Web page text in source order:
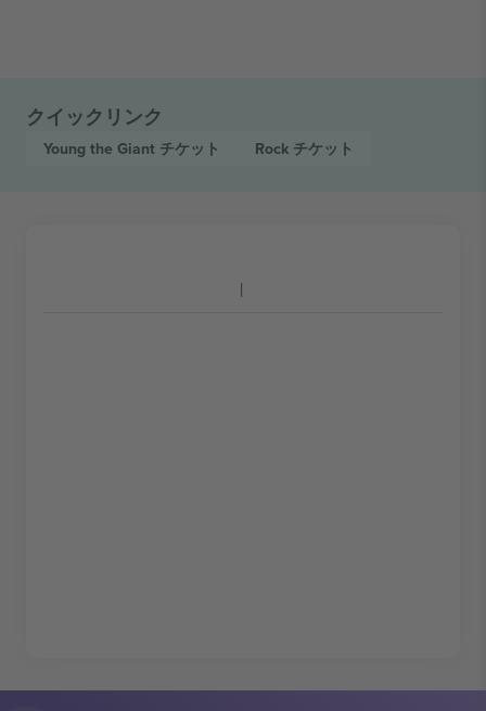
クイックリンク
Young the Giant チケット Rock チケット